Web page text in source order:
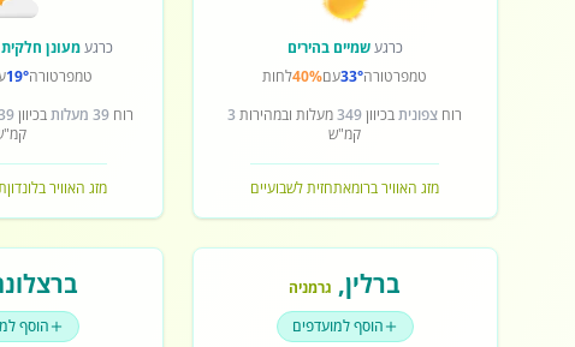
כרגעשמיים בהירים
טמפרטורה33°עם40%לחות
רוח צפוניתבכיוון349מעלות ובמהירות 3
קמ"ש
מזג האוויר ברומאתחזית לשבועיים
כרגעמעונן
טמפרטורה19°
רוח39 מעלות בכיוון
מזג האוויר בלונדון
ברלין, גרמניה
הוסף למועדפים
הוסף